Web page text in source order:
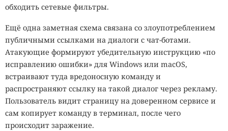
обходить сетевые фильтры.
Ещё одна заметная схема связана со злоупотреблением
публичными ссылками на диалоги с чат-ботами.
Атакующие формируют убедительную инструкцию «по
исправлению ошибки» для Windows или macOS,
встраивают туда вредоносную команду и
распространяют ссылку на такой диалог через рекламу.
Пользователь видит страницу на доверенном сервисе и
сам копирует команду в терминал, после чего
происходит заражение.